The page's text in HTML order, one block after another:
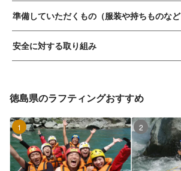
準備していただくもの（服装や持ちものなど
安全に対する取り組み
徳島県のラフティングおすすめ
1位 2位